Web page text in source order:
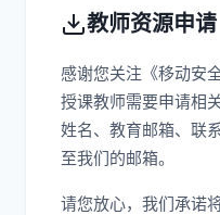
教师资源申请
感谢您关注《移动安
授课教师需要申请相
姓名、教育邮箱、联
至我们的邮箱。
请您放心，我们承诺